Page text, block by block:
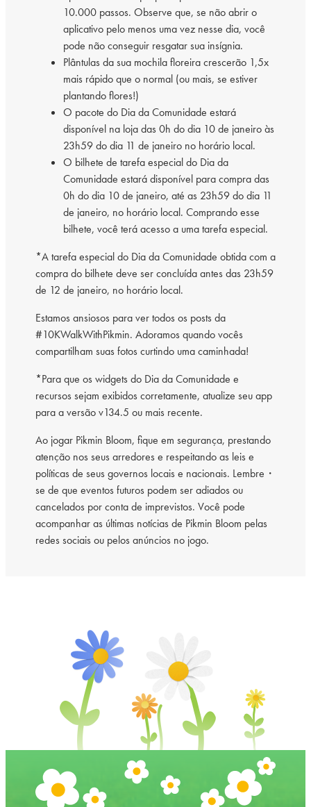
10.000 passos. Observe que, se não abrir o
aplicativo pelo menos uma vez nesse dia, você
pode não conseguir resgatar sua insígnia.
Plântulas da sua mochila floreira crescerão 1,5x
mais rápido que o normal (ou mais, se estiver
plantando flores!)
O pacote do Dia da Comunidade estará
disponível na loja das 0h do dia 10 de janeiro às
23h59 do dia 11 de janeiro no horário local.
O bilhete de tarefa especial do Dia da
Comunidade estará disponível para compra das
0h do dia 10 de janeiro, até as 23h59 do dia 11
de janeiro, no horário local. Comprando esse
bilhete, você terá acesso a uma tarefa especial.
*A tarefa especial do Dia da Comunidade obtida com a
compra do bilhete deve ser concluída antes das 23h59
de 12 de janeiro, no horário local.
Estamos ansiosos para ver todos os posts da
#10KWalkWithPikmin. Adoramos quando vocês
compartilham suas fotos curtindo uma caminhada!
*Para que os widgets do Dia da Comunidade e
recursos sejam exibidos corretamente, atualize seu app
para a versão v134.5 ou mais recente.
Ao jogar Pikmin Bloom, fique em segurança, prestando
atenção nos seus arredores e respeitando as leis e
políticas de seus governos locais e nacionais. Lembre・
se de que eventos futuros podem ser adiados ou
cancelados por conta de imprevistos. Você pode
acompanhar as últimas notícias de Pikmin Bloom pelas
redes sociais ou pelos anúncios no jogo.